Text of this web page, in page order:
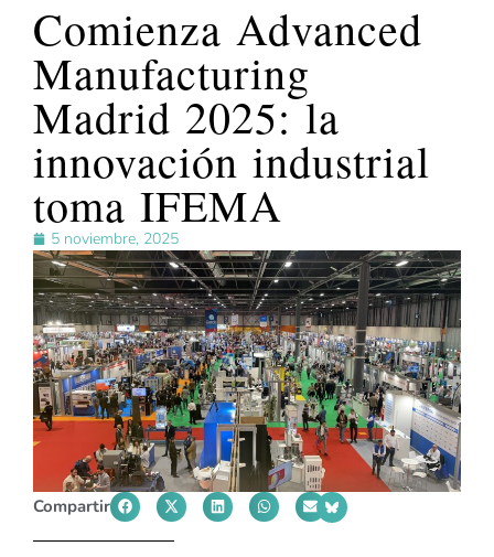
Comienza Advanced
Manufacturing
Madrid 2025: la
innovación industrial
toma IFEMA
5 noviembre, 2025
Compartir